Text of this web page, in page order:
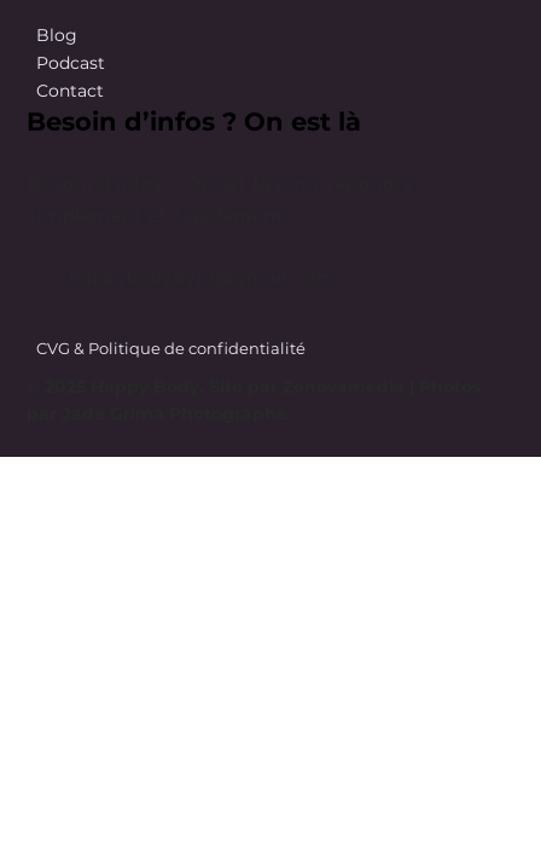
CVG & Politique de confidentialité
Blog
Podcast
Contact
Besoin d’infos ? On est là